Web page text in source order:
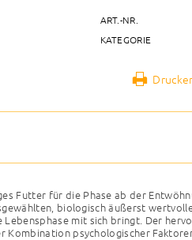
ART.-NR.
KATEGORIE
Futter für die Phase ab der
biologisch äußerst
mit sich bringt. Der
psychologischer